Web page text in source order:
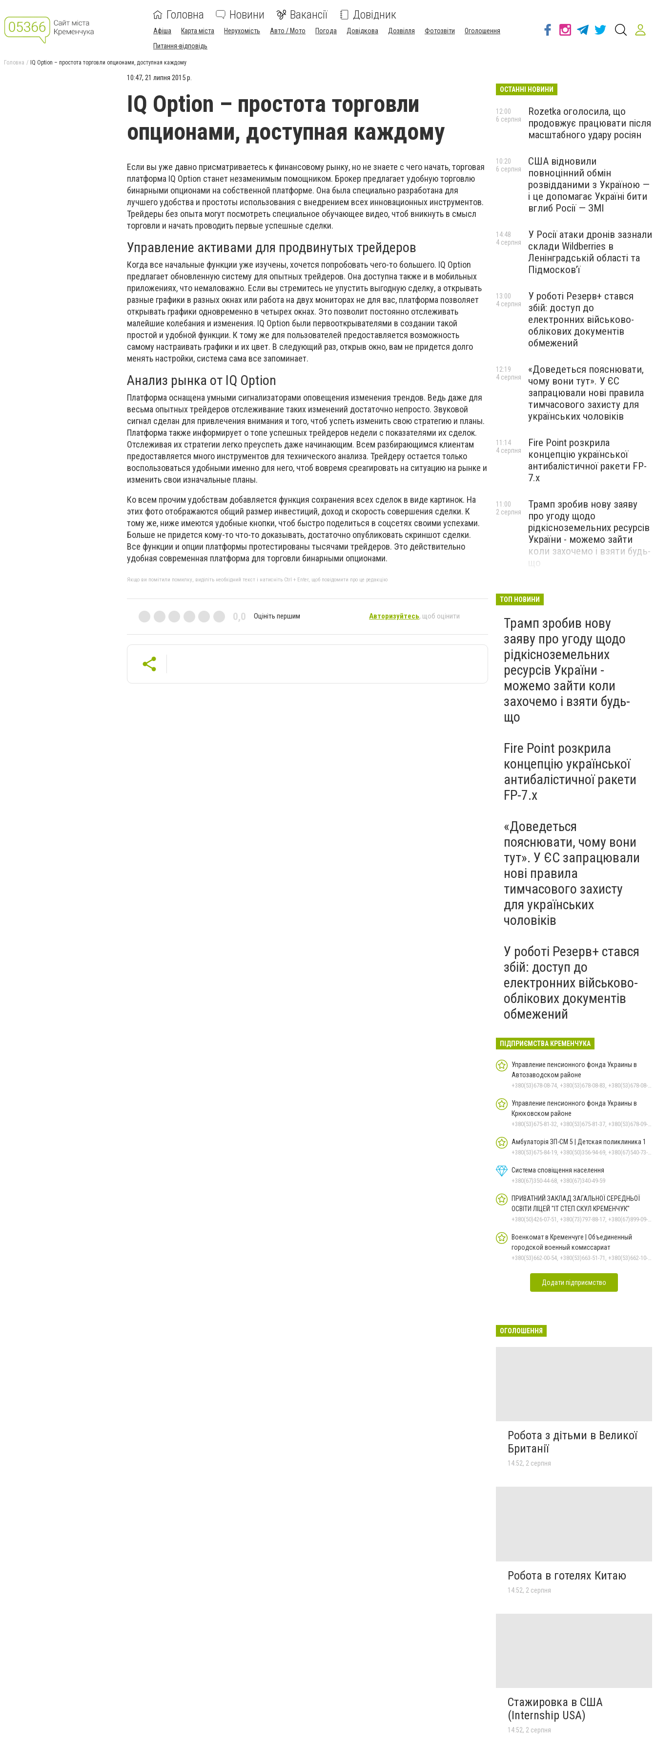
Головна Новини Вакансії Довідник
Афіша Карта міста Нерухомість Авто / Мото Погода Довідкова Дозвілля Фотозвіти
Оголошення
Питання-відповідь
Головна IQ Option – простота торговли опционами, доступная каждому
10:47, 21 липня 2015 р.
IQ Option – простота торговли
опционами, доступная каждому
Если вы уже давно присматриваетесь к финансовому рынку, но не знаете с чего начать, торговая
платформа IQ Option станет незаменимым помощником. Брокер предлагает удобную торговлю
бинарными опционами на собственной платформе. Она была специально разработана для
лучшего удобства и простоты использования с внедрением всех инновационных инструментов.
Трейдеры без опыта могут посмотреть специальное обучающее видео, чтоб вникнуть в смысл
торговли и начать проводить первые успешные сделки.
Управление активами для продвинутых трейдеров
Когда все начальные функции уже изучены, хочется попробовать чего-то большего. IQ Option
предлагает обновленную систему для опытных трейдеров. Она доступна также и в мобильных
приложениях, что немаловажно. Если вы стремитесь не упустить выгодную сделку, а открывать
разные графики в разных окнах или работа на двух мониторах не для вас, платформа позволяет
открывать графики одновременно в четырех окнах. Это позволит постоянно отслеживать
малейшие колебания и изменения. IQ Option были первооткрывателями в создании такой
простой и удобной функции. К тому же для пользователей предоставляется возможность
самому настраивать графики и их цвет. В следующий раз, открыв окно, вам не придется долго
менять настройки, система сама все запоминает.
Анализ рынка от IQ Option
Платформа оснащена умными сигнализаторами оповещения изменения трендов. Ведь даже для
весьма опытных трейдеров отслеживание таких изменений достаточно непросто. Звуковой
сигнал сделан для привлечения внимания и того, чтоб успеть изменить свою стратегию и планы.
Платформа также информирует о топе успешных трейдеров недели с показателями их сделок.
Отслеживая их стратегии легко преуспеть даже начинающим. Всем разбирающимся клиентам
предоставляется много инструментов для технического анализа. Трейдеру остается только
воспользоваться удобными именно для него, чтоб вовремя среагировать на ситуацию на рынке и
изменить свои изначальные планы.
Ко всем прочим удобствам добавляется функция сохранения всех сделок в виде картинок. На
этих фото отображаются общий размер инвестиций, доход и скорость совершения сделки. К
тому же, ниже имеются удобные кнопки, чтоб быстро поделиться в соцсетях своими успехами.
Больше не придется кому-то что-то доказывать, достаточно опубликовать скриншот сделки.
Все функции и опции платформы протестированы тысячами трейдеров. Это действительно
удобная современная платформа для торговли бинарными опционами.
Якщо ви помітили помилку, виділіть необхідний текст і натисніть Ctrl + Enter, щоб повідомити про це редакцію
0,0 Оцініть першим Авторизуйтесь, щоб оцінити
ОСТАННІ НОВИНИ
Rozetka оголосила, що
продовжує працювати після
масштабного удару росіян
12:00
6 серпня
США відновили
повноцінний обмін
розвідданими з Україною —
і це допомагає Україні бити
вглиб Росії — ЗМІ
10:20
6 серпня
У Росії атаки дронів зазнали
склади Wildberries в
Ленінградській області та
Підмосков’ї
14:48
4 серпня
У роботі Резерв+ стався
збій: доступ до
електронних військово-
облікових документів
обмежений
13:00
4 серпня
«Доведеться пояснювати,
чому вони тут». У ЄС
запрацювали нові правила
тимчасового захисту для
українських чоловіків
12:19
4 серпня
Fire Point розкрила
концепцію української
антибалістичної ракети FP-
7.x
11:14
4 серпня
Трамп зробив нову заяву
про угоду щодо
рідкісноземельних ресурсів
України - можемо зайти
коли захочемо і взяти будь-
що
11:00
2 серпня
призов”: ДБР проводить
ТЦК по всій Україні
31 липня
ТОП НОВИНИ
Трамп зробив нову
заяву про угоду щодо
рідкісноземельних
ресурсів України -
можемо зайти коли
захочемо і взяти будь-
що
Fire Point розкрила
концепцію української
антибалістичної ракети
FP-7.x
«Доведеться
пояснювати, чому вони
тут». У ЄС запрацювали
нові правила
тимчасового захисту
для українських
чоловіків
У роботі Резерв+ стався
збій: доступ до
електронних військово-
облікових документів
обмежений
ПІДПРИЄМСТВА КРЕМЕНЧУКА
Управление пенсионного фонда Украины в
Автозаводском районе
+380(53)678-08-74, +380(53)678-08-83, +380(53)678-08-41, +380(53)678-08-86, +380(53)678-09-05
Управление пенсионного фонда Украины в
Крюковском районе
+380(53)675-81-32, +380(53)675-81-37, +380(53)678-09-01, +380(53)675-81-40, +380(53)675-81-33, +380(53)675-81-38, +380(53)675-81-31, +380(53)678-08-87
Амбулаторія ЗП-СМ 5 | Детская поликлиника 1
+380(53)675-84-19, +380(50)356-94-69, +380(67)540-73-87
Система сповіщення населення
+380(67)350-44-68, +380(67)340-49-59
ПРИВАТНИЙ ЗАКЛАД ЗАГАЛЬНОЇ СЕРЕДНЬОЇ
ОСВІТИ ЛІЦЕЙ "ІТ СТЕП СКУЛ КРЕМЕНЧУК"
+380(50)426-07-51, +380(73)797-88-17, +380(67)899-09-16
Военкомат в Кременчуге | Объединенный
городской военный комиссариат
+380(53)662-00-54, +380(53)663-51-71, +380(53)662-10-35
Додати підприємство
ОГОЛОШЕННЯ
Робота з дітьми в Великої
Британії
14:52, 2 серпня
Робота в готелях Китаю
14:52, 2 серпня
Стажировка в США
(Internship USA)
14:52, 2 серпня